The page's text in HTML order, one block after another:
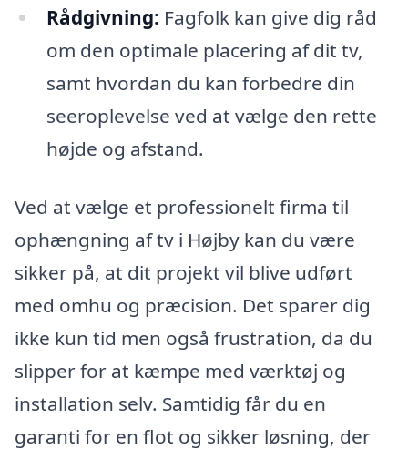
Rådgivning: Fagfolk kan give dig råd
om den optimale placering af dit tv,
samt hvordan du kan forbedre din
seeroplevelse ved at vælge den rette
højde og afstand.
Ved at vælge et professionelt firma til
ophængning af tv i Højby kan du være
sikker på, at dit projekt vil blive udført
med omhu og præcision. Det sparer dig
ikke kun tid men også frustration, da du
slipper for at kæmpe med værktøj og
installation selv. Samtidig får du en
garanti for en flot og sikker løsning, der